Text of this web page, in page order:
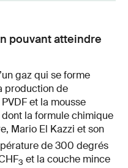
pouvant atteindre
gaz qui se forme
production de
et la mousse
la formule chimique
Mario El Kazzi et son
de 300 degrés
3 et la couche mince